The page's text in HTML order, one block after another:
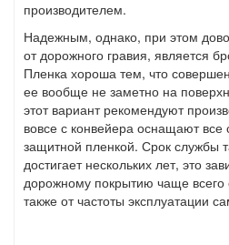
производителем.
Надежным, однако, при этом
от дорожного гравия, является
Пленка хороша тем, что
ее вообще не заметно на
этот вариант рекомендуют
вовсе с конвейера оснащают все
защитной пленкой. Срок службы
достигает нескольких лет, это
дорожному покрытию чаще всего
также от частоты эксплуатации